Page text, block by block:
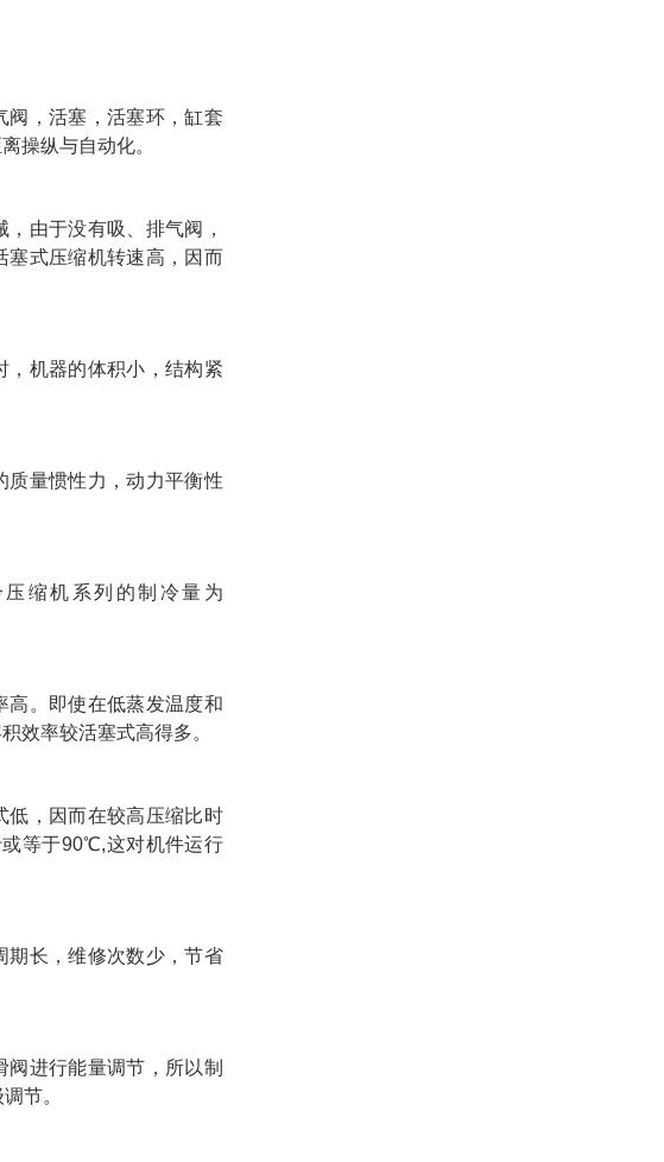
阀，活塞，活塞环，缸套
操纵与自动化。
由于没有吸、排气阀，
塞式压缩机转速高，因而
，机器的体积小，结构紧
质量惯性力，动力平衡性
缩机系列的制冷量为
高。即使在低蒸发温度和
效率较活塞式高得多。
低，因而在较高压缩比时
等于90℃,这对机件运行
期长，维修次数少，节省
进行能量调节，所以制
节。